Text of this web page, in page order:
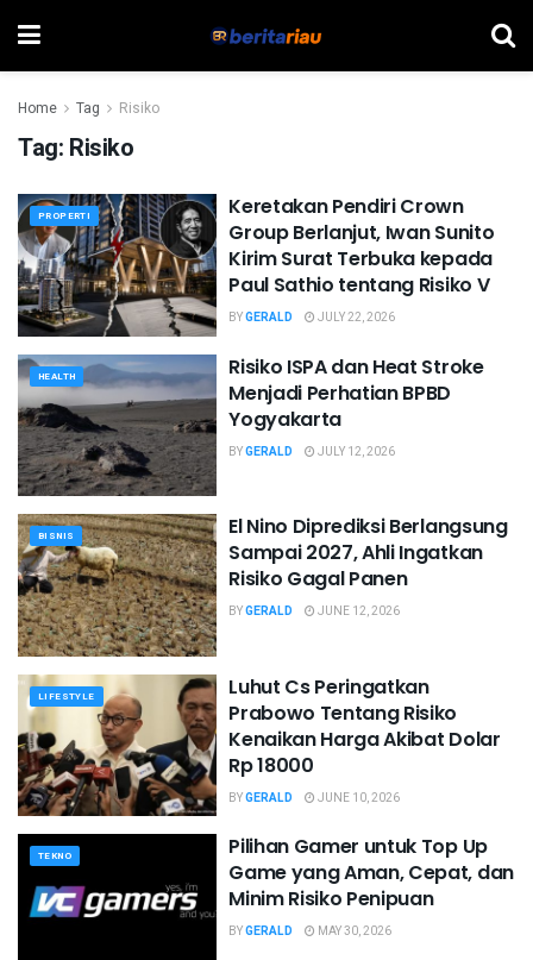
Home Tag Risiko
Tag: Risiko
PROPERTI
Keretakan Pendiri Crown
Group Berlanjut, Iwan Sunito
Kirim Surat Terbuka kepada
Paul Sathio tentang Risiko V
BYGERALD JULY 22, 2026
HEALTH
Risiko ISPA dan Heat Stroke
Menjadi Perhatian BPBD
Yogyakarta
BYGERALD JULY 12, 2026
BISNIS
El Nino Diprediksi Berlangsung
Sampai 2027, Ahli Ingatkan
Risiko Gagal Panen
BYGERALD JUNE 12, 2026
LIFESTYLE
Luhut Cs Peringatkan
Prabowo Tentang Risiko
Kenaikan Harga Akibat Dolar
Rp 18000
BYGERALD JUNE 10, 2026
TEKNO
Pilihan Gamer untuk Top Up
Game yang Aman, Cepat, dan
Minim Risiko Penipuan
BYGERALD MAY 30, 2026